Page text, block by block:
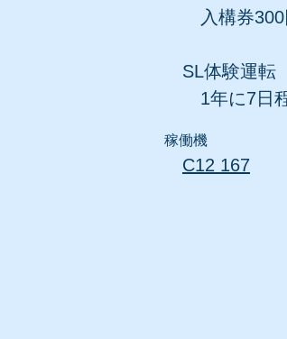
入構券300
SL体験運転
1年に7日
​稼働機
C12 167